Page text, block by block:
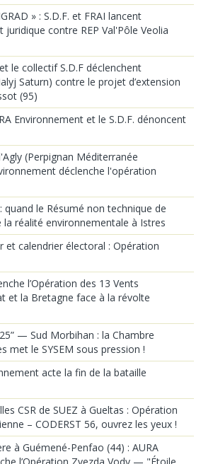
» : S.D.F. et FRAI lancent
contre REP Val'Pôle Veolia
le collectif S.D.F déclenchent
Saturn) contre le projet d’extension
(95)
Environnement et le S.D.F. dénoncent
(Perpignan Méditerranée
déclenche l'opération
quand le Résumé non technique de
la réalité environnementale à Istres
et calendrier électoral : Opération
l’Opération des 13 Vents
et la Bretagne face à la révolte
— Sud Morbihan : la Chambre
met le SYSEM sous pression !
acte la fin de la bataille
CSR de SUEZ à Gueltas : Opération
– CODERST 56, ouvrez les yeux !
à Guémené-Penfao (44) : AURA